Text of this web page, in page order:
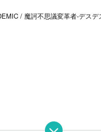
/ 魔訶不思議変革者-デス